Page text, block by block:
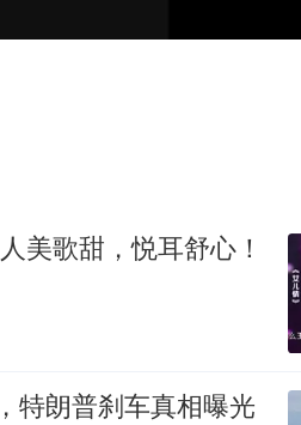
价20%拍卖
保安拦下
银行副行长
美歌甜，悦耳舒心！
特朗普刹车真相曝光